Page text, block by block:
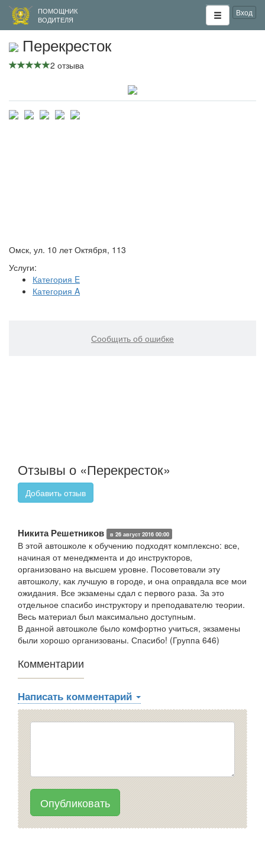
ПОМОЩНИК
ВОДИТЕЛЯ
Вход
Перекресток
2 отзыва
Омск, ул. 10 лет Октября, 113
Услуги:
Категория E
Категория A
Сообщить об ошибке
Отзывы о «Перекресток»
Добавить отзыв
Никита Решетников в 26 август 2016 00:00
В этой автошколе к обучению подходят комплексно: все,
начиная от менеджмента и до инструкторов,
организовано на высшем уровне. Посоветовали эту
автошколу, как лучшую в городе, и она оправдала все мои
ожидания. Все экзамены сдал с первого раза. За это
отдельное спасибо инструктору и преподавателю теории.
Весь материал был максимально доступным.
В данной автошколе было комфортно учиться, экзамены
были хорошо организованы. Спасибо! (Группа 646)
Комментарии
Написать комментарий
Опубликовать